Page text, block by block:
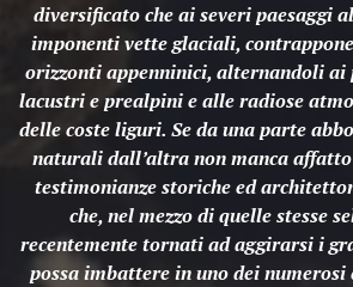
diversificato che ai severi paesaggi
imponenti vette glaciali,
orizzonti appenninici, alternandoli ai
lacustri e prealpini e alle radiose
delle coste liguri. Se da una parte
naturali dall’altra non manca
testimonianze storiche ed
che, nel mezzo di quelle stesse
recentemente tornati ad aggirarsi i
possa imbattere in uno dei